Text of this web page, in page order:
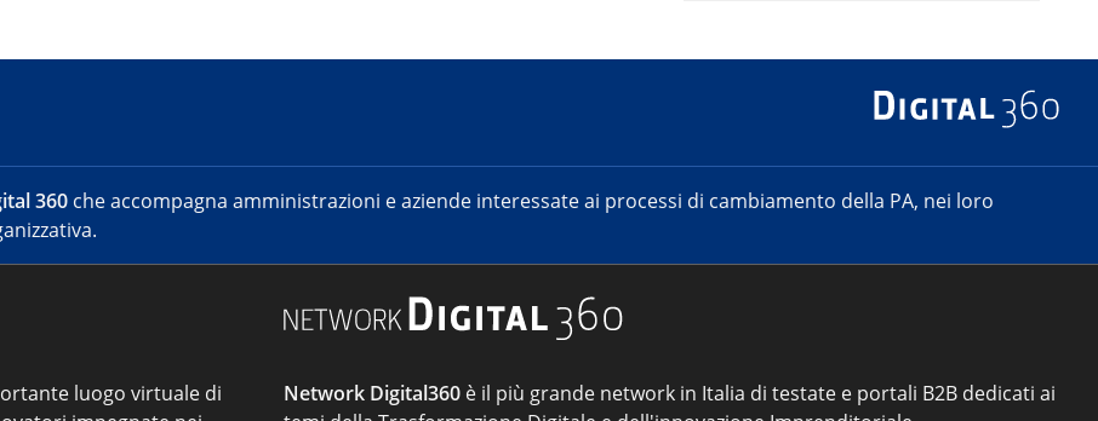
360 che accompagna amministrazioni e aziende interessate ai processi di cambiamento della PA, nei loro
luogo virtuale di
Network Digital360 è il più grande network in Italia di testate e portali B2B dedicati ai